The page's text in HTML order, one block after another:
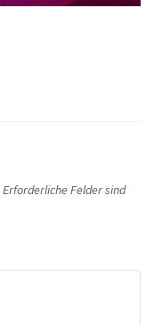
Erforderliche Felder sind